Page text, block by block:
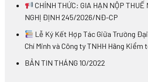
CHÍNH THỨC: GIA HẠN NỘP THUẾ
NGHỊ ĐỊNH 245/2026/NĐ-CP
Lễ Ký Kết Hợp Tác Giữa Trường
Chí Minh và Công ty TNHH Hãng Kiểm
BẢN TIN THÁNG 10/2022